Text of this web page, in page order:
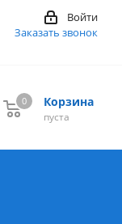
Войти
Заказать звонок
Корзина
пуста
0